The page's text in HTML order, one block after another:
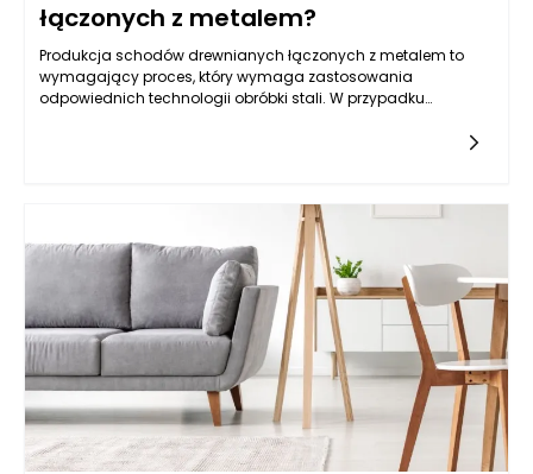
łączonych z metalem?
Produkcja schodów drewnianych łączonych z metalem to
wymagający proces, który wymaga zastosowania
odpowiednich technologii obróbki stali. W przypadku
obróbce stali na potrzeby produkcji schodów drewnianych.